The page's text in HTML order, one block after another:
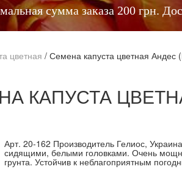
сумма заказа 200 грн.
цветная / Семена капуста цветная Андес
КАПУСТА
Арт. 20-162 Производитель Гелиос,
сидящими, белыми головками. Очень
грунта. Устойчив к неблагоприятным